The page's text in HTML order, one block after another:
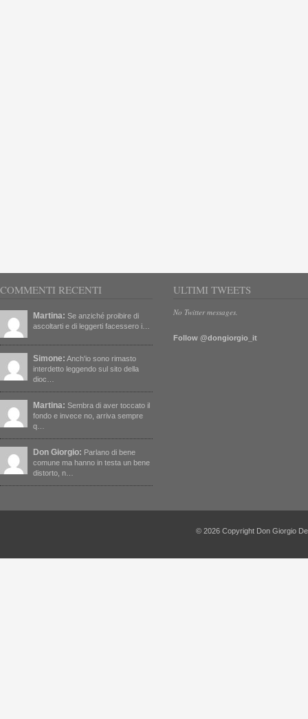
COMMENTI RECENTI
Martina: Se anziché proibire di
ascoltarti e di leggerti facessero i…
Simone: Anch'io sono rimasto
interdetto leggendo sul sito della
dioc…
Martina: Sembra di aver toccato il
fondo e invece no, arriva sempre
q…
Don Giorgio: Parlano di bene
comune ma hanno in testa un bene
distorto, n…
ULTIMI TWEETS
No Twitter messages.
Follow @dongiorgio_it
© 2026 Copyright Don Giorgio